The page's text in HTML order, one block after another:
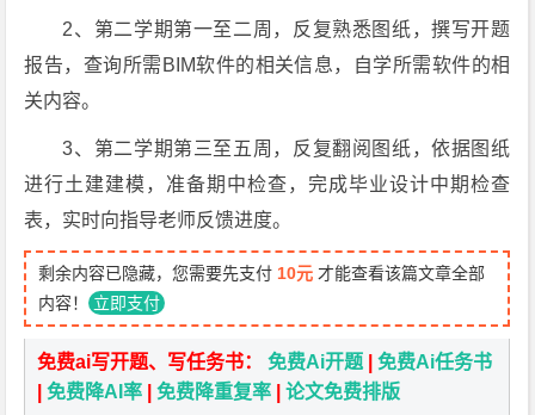
2、第二学期第一至二周，反复熟悉图纸，撰写开题
报告，查询所需BIM软件的相关信息，自学所需软件的相
关内容。
3、第二学期第三至五周，反复翻阅图纸，依据图纸
进行土建建模，准备期中检查，完成毕业设计中期检查
表，实时向指导老师反馈进度。
剩余内容已隐藏，您需要先支付 10元 才能查看该篇文章全部
内容！ 立即支付
免费ai写开题、写任务书：免费Ai开题 |免费Ai任务书
|免费降AI率 |免费降重复率 |论文免费排版